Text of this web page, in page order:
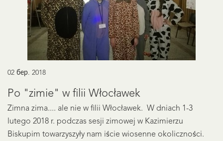
02 бер. 2018
Po "zimie" w filii Włocławek
Zimna zima.... ale nie w filii Włocławek. W dniach 1-3
lutego 2018 r. podczas sesji zimowej w Kazimierzu
Biskupim towarzyszyły nam iście wiosenne okoliczności.